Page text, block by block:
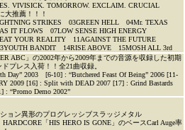
VIVISICK. TOMORROW. EXCLAIM. CRUCIAL
大推薦！！！
STRIKES 03GREEN HELL 04Mr. TEXAS
IT FLOWS 07LOW SENSE HIGH ENERGY
YOUR REALITY 11AGAINST THE FUTURE
BANDIT 14RISE ABOVE 15MOSH ALL 3rd
ABC」の2002年から2009年までの音源を収録した初期
プレス入荷！！全21曲収録。
Day” 2003 [6-10] : “Butchered Feast Of Being” 2006 [11-
2009 [16] : Split with DEAD 2007 [17] : Grind Bastards
: “Promo Demo 2002”
ョン異形のプログレッシブスラッジメタル
「HIS HERO IS GONE」のベースCarl Auge率